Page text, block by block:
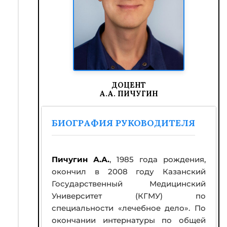
в отдельных разделах нейрохирургии
проходил в ведущих
нейрохирургических отделениях г.
Москвы и г. Ленинграда - Санкт-
Петербурга, в США и Швейцарии.
В октябре 1976 г. защитил
кандидатскую диссертацию
«Динамика прочности и
эластичности межпозвонковых
позволили получить достоверную
информацию о прочности
межпозвонковых дисков,
способствовали установлению
равенства прочности
межпозвонкового диска и позвонков
ДОЦЕНТ
А.А. ПИЧУГИН
БИОГРАФИЯ РУКОВОДИТЕЛЯ
Пичугин А.А., 1985 года рождения,
окончил в 2008 году Казанский
Государственный Медицинский
Университет (КГМУ) по
специальности «лечебное дело». По
окончании интернатуры по общей